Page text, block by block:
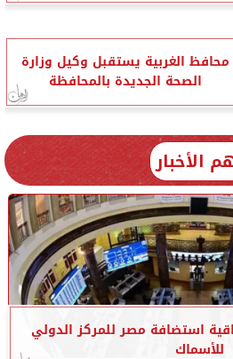
محافظ الغربية يستقبل وكيل وزارة
الصحة الجديدة بالمحافظة
الأخبار
استضافة مصر للمركز الدولي
للأسماك